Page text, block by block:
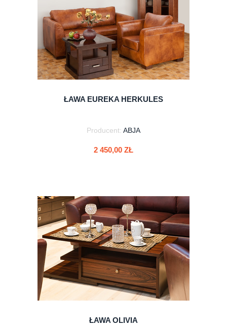
ŁAWA EUREKA HERKULES
Producent: ABJA
2 450,00 ZŁ
do koszyka
ŁAWA OLIVIA